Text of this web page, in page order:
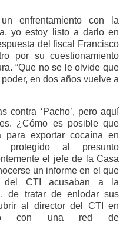
enfrentamiento con la
yo estoy listo a darlo en
del fiscal Francisco
por su cuestionamiento
“Que no se le olvide que
en dos años vuelve a
contra ‘Pacho’, pero aquí
¿Cómo es posible que
para exportar cocaína en
protegido al presunto
el jefe de la Casa
un informe en el que
del CTI acusaban a la
de tratar de enlodar sus
al director del CTI en
con una red de